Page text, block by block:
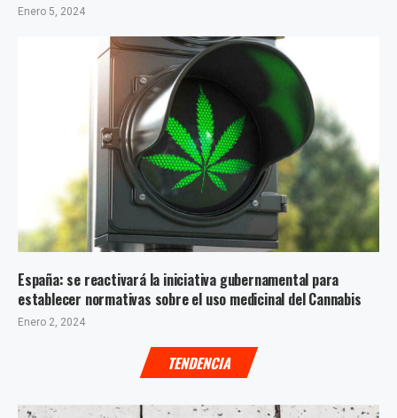
Enero 5, 2024
España: se reactivará la iniciativa gubernamental para
establecer normativas sobre el uso medicinal del Cannabis
Enero 2, 2024
TENDENCIA